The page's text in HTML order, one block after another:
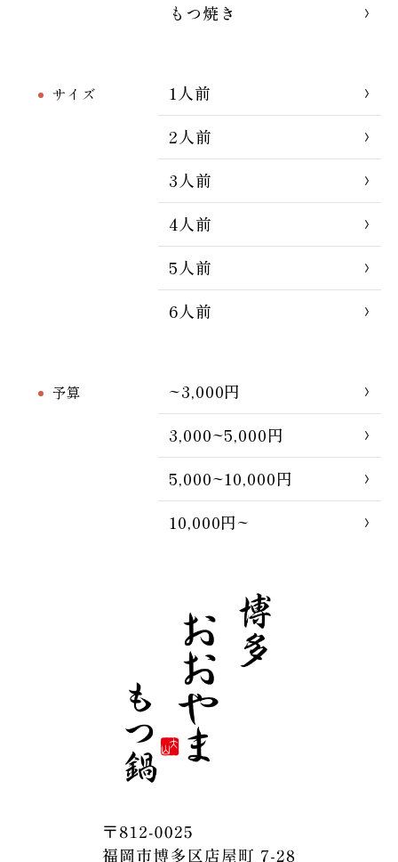
もつ焼き
サイズ
1人前
2人前
3人前
4人前
5人前
6人前
予算
~3,000円
3,000~5,000円
5,000~10,000円
10,000円~